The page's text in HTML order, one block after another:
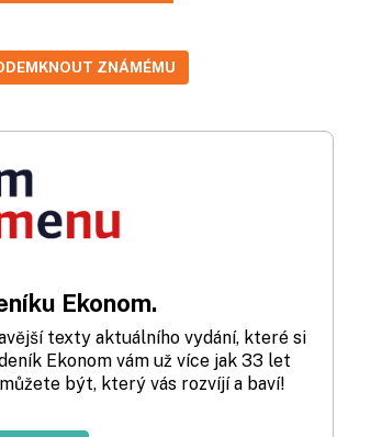
ZNÁMÉMU
Ekonom.
texty aktuálního vydání, které si
Ekonom vám už více jak 33 let
být, který vás rozvíjí a baví!